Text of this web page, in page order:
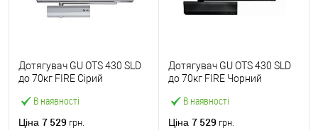
В наявності
Дотягувач GU ОТS 430 SLD
до 70кг FIRE Сірий
Ціна 7 529 грн.
В наявності
Дотягувач GU ОТS 430 SLD
до 70кг FIRE Чорний
Ціна 7 529 грн.